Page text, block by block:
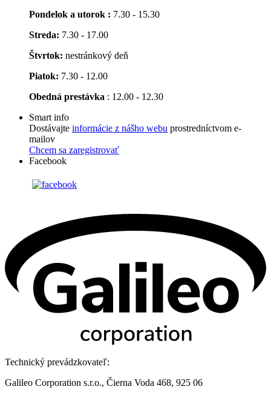
Pondelok a utorok : 7.30 - 15.30
Streda: 7.30 - 17.00
Štvrtok: nestránkový deň
Piatok: 7.30 - 12.00
Obedná prestávka : 12.00 - 12.30
Smart info
Dostávajte informácie z nášho webu prostredníctvom e-
mailov
Chcem sa zaregistrovať
Facebook
Technický prevádzkovateľ:
Galileo Corporation s.r.o., Čierna Voda 468, 925 06